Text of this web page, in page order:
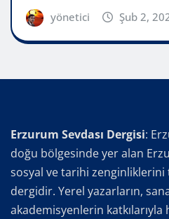
yönetici Şub 2,
Erzurum Sevdası Dergisi:
doğu bölgesinde yer alan
sosyal ve tarihi zenginliklerini
dergidir. Yerel yazarların,
akademisyenlerin katkılarıyla